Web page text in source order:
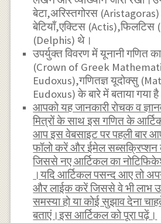
बेटा,अरिस्तगोरस
बेटियाँ,एक्टिस
(Delphis) थे।
उपर्युक्त विवरण में यूनानी गणित
(Crown of Greek
Eudoxus),गणितज्ञ यूदोक्सु
Eudoxus) के बारे में बताया गया
आपको यह जानकारी रोचक व
मित्रों के साथ इस गणित के
आप इस वेबसाइट पर पहली बार
फॉलो करें और ईमेल सब्सक्रिप्शन
जिससे नए आर्टिकल का
।यदि आर्टिकल पसन्द आए तो
और लाईक करें जिससे वे भी लाभ
समस्या हो या कोई सुझाव देना
बताएं।इस आर्टिकल को पूरा पढ़ें।